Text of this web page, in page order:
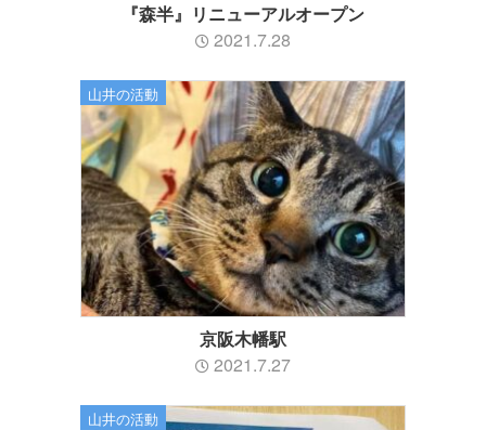
『森半』リニューアルオープン
2021.7.28
山井の活動
京阪木幡駅
2021.7.27
山井の活動